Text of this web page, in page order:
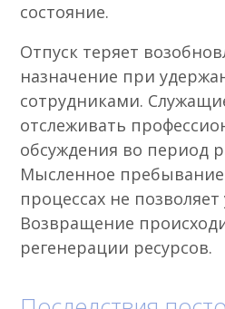
состояние.
Отпуск теряет
назначение при
сотрудниками.
отслеживать
обсуждения во период
Мысленное
процессах не позволяет
Возвращение
регенерации ресурсов.